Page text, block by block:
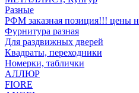
Разные
РФМ заказная позиция!!! цены
Фурнитура разная
Для раздвижных дверей
Квадраты, переходники
Номерки, таблички
АЛЛЮР
FIORE